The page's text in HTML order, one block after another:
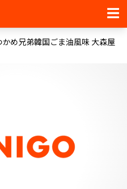
め兄弟韓国ごま油風味 大森屋